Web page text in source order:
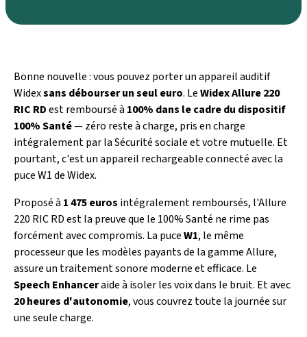
Bonne nouvelle : vous pouvez porter un appareil auditif
Widexsans débourser un seul euro. LeWidex Allure 220
RIC RDest remboursé à 100% dans le cadre du dispositif
100% Santé— zéro reste à charge, pris en charge
intégralement par la Sécurité sociale et votre mutuelle. Et
pourtant, c'est un appareil rechargeable connecté avec la
puce W1 de Widex.
Proposé à 1 475 euros intégralement remboursés, l'Allure
220 RIC RD est la preuve que le 100% Santé ne rime pas
forcément avec compromis. La puceW1, le même
processeur que les modèles payants de la gamme Allure,
assure un traitement sonore moderne et efficace. Le
Speech Enhanceraide à isoler les voix dans le bruit. Et avec
20 heures d'autonomie, vous couvrez toute la journée sur
une seule charge.